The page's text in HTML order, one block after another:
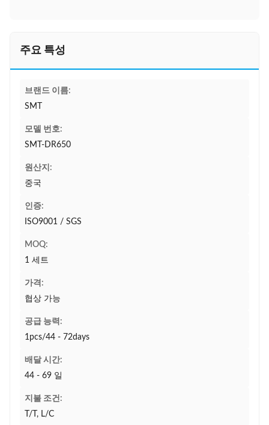
주요 특성
브랜드 이름:
SMT
모델 번호:
SMT-DR650
원산지:
중국
인증:
ISO9001 / SGS
MOQ:
1 세트
가격:
협상 가능
공급 능력:
1pcs/44 - 72days
배달 시간:
44 - 69 일
지불 조건:
T/T, L/C